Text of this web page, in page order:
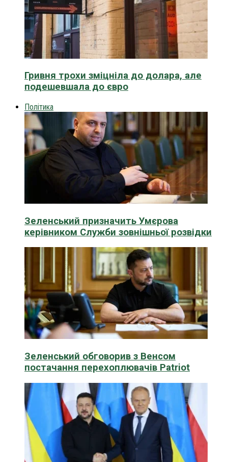
Гривня трохи зміцніла до долара, але
подешевшала до євро
Політика
Зеленський призначить Умєрова
керівником Служби зовнішньої розвідки
Зеленський обговорив з Венсом
постачання перехоплювачів Patriot